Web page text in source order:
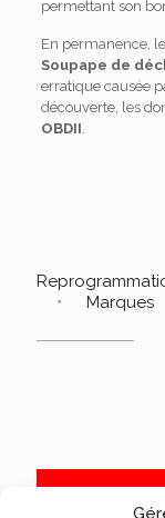
permettant son
En permanence, le
Soupape de
erratique causée
découverte, les
OBDII.
Marques